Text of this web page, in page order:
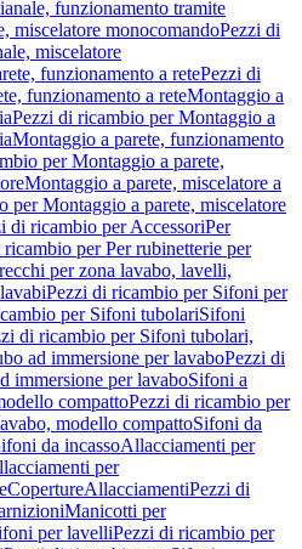
funzionamento tramite
miscelatore monocomandoPezzi di
miscelatore
funzionamento a retePezzi di
funzionamento a reteMontaggio a
Pezzi di ricambio per Montaggio a
Montaggio a parete, funzionamento
per Montaggio a parete,
Montaggio a parete, miscelatore a
per Montaggio a parete, miscelatore
di ricambio per AccessoriPer
per Per rubinetterie per
per zona lavabo, lavelli,
Pezzi di ricambio per Sifoni per
per Sifoni tubolariSifoni
di ricambio per Sifoni tubolari,
ad immersione per lavaboPezzi di
immersione per lavaboSifoni a
compattoPezzi di ricambio per
modello compattoSifoni da
da incassoAllacciamenti per
per
CopertureAllacciamentiPezzi di
Manicotti per
per lavelliPezzi di ricambio per